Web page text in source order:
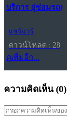
บริการ อู่ซ่อมรถ)
แชร์แวร์
ดาวน์โหลด : 28
ดูเพิ่มอีก...
ความคิดเห็น (0)